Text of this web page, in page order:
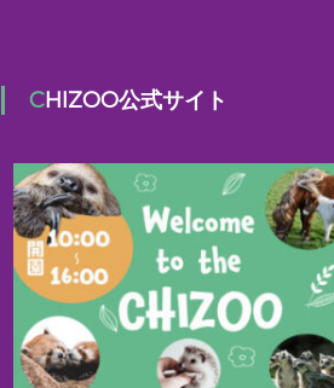
CHIZOO公式サイト